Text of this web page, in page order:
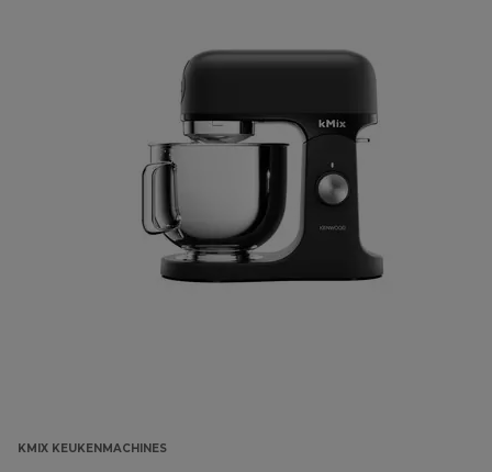
KMIX KEUKENMACHINES